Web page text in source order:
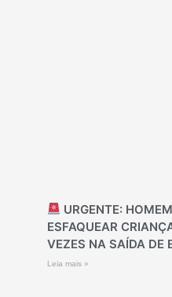
URGENTE:
ESFAQUEAR
VEZES NA SAÍDA DE
Leia mais »